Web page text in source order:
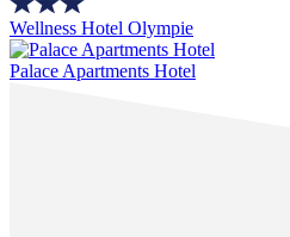
Wellness Hotel Olympie
Palace Apartments Hotel